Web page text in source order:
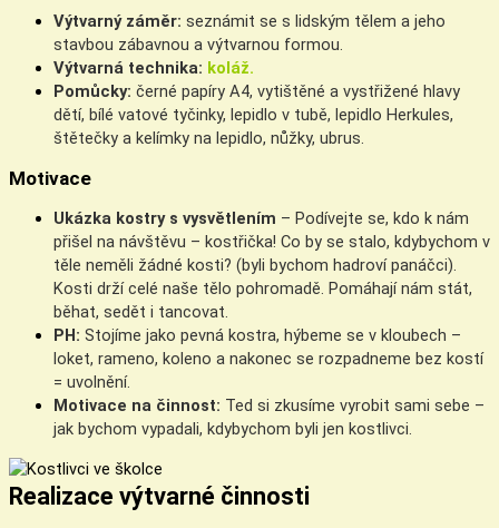
Výtvarný záměr: seznámit se s lidským tělem a jeho
stavbou zábavnou a výtvarnou formou.
Výtvarná technika: koláž.
Pomůcky: černé papíry A4, vytištěné a vystřižené hlavy
dětí, bílé vatové tyčinky, lepidlo v tubě, lepidlo Herkules,
štětečky a kelímky na lepidlo, nůžky, ubrus.
Motivace
Ukázka kostry s vysvětlením – Podívejte se, kdo k nám
přišel na návštěvu – kostřička! Co by se stalo, kdybychom v
těle neměli žádné kosti? (byli bychom hadroví panáčci).
Kosti drží celé naše tělo pohromadě. Pomáhají nám stát,
běhat, sedět i tancovat.
PH: Stojíme jako pevná kostra, hýbeme se v kloubech –
loket, rameno, koleno a nakonec se rozpadneme bez kostí
= uvolnění.
Motivace na činnost: Ted si zkusíme vyrobit sami sebe –
jak bychom vypadali, kdybychom byli jen kostlivci.
Realizace výtvarné činnosti